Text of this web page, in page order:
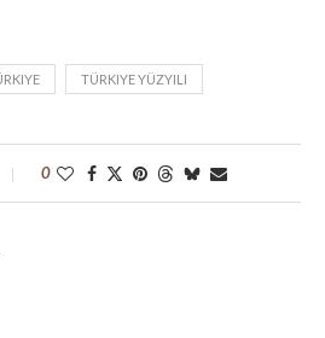
TÜRKIYE YÜZYILI
0